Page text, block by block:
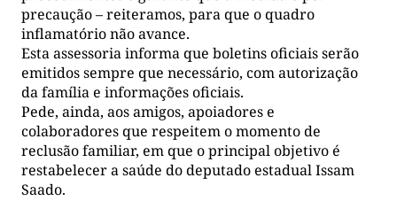
precaução – reiteramos, para que o quadro
inflamatório não avance.
Esta assessoria informa que boletins oficiais serão
emitidos sempre que necessário, com autorização
da família e informações oficiais.
Pede, ainda, aos amigos, apoiadores e
colaboradores que respeitem o momento de
reclusão familiar, em que o principal objetivo é
restabelecer a saúde do deputado estadual Issam
Saado.